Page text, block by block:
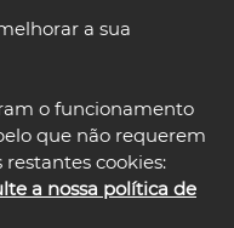
a sua
o funcionamento
que não requerem
cookies:
a nossa política de
select language